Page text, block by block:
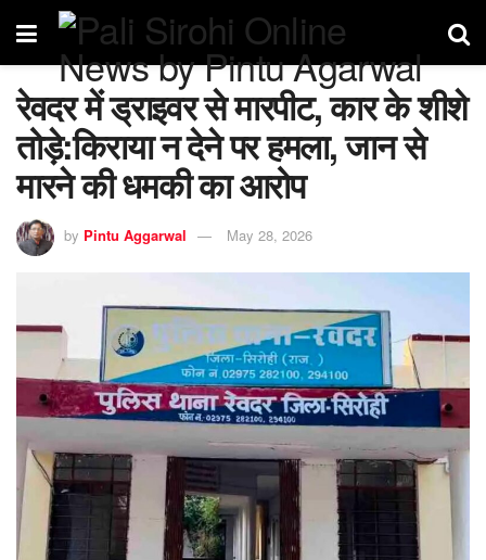
रेवदर में ड्राइवर से मारपीट, कार के शीशे
तोड़े:किराया न देने पर हमला, जान से
मारने की धमकी का आरोप
by Pintu Aggarwal May 28, 2026